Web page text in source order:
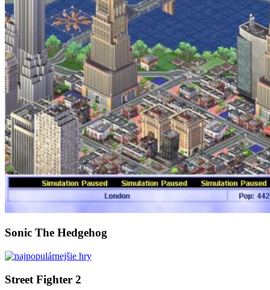
Sonic The Hedgehog
Street Fighter 2